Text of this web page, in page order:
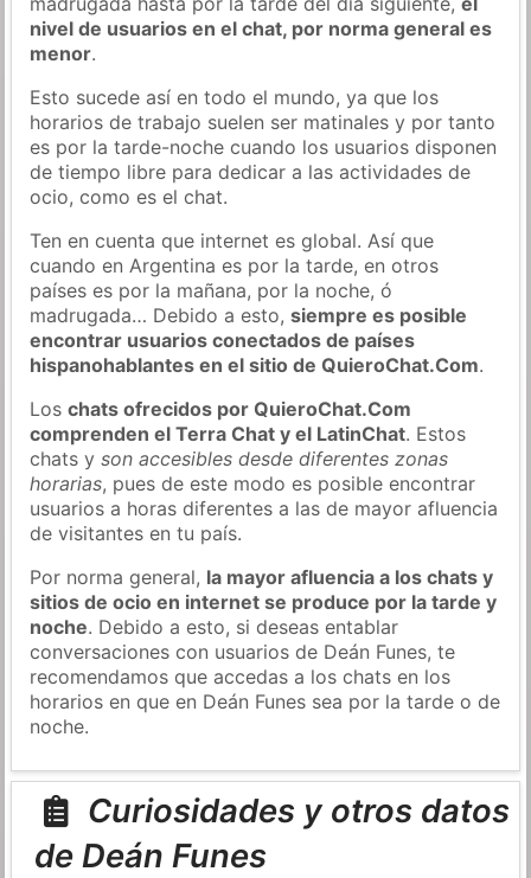
nivel de usuarios en el chat, por norma general es
menor.
Esto sucede así en todo el mundo, ya que los
horarios de trabajo suelen ser matinales y por tanto
es por la tarde-noche cuando los usuarios disponen
de tiempo libre para dedicar a las actividades de
ocio, como es el chat.
Ten en cuenta que internet es global. Así que
cuando en Argentina es por la tarde, en otros
países es por la mañana, por la noche, ó
madrugada… Debido a esto,siempre es posible
encontrar usuarios conectados de países
hispanohablantes en el sitio de QuieroChat.Com.
Loschats ofrecidos por QuieroChat.Com
comprenden el Terra Chat y el LatinChat. Estos
chats yson accesibles desde diferentes zonas
horarias, pues de este modo es posible encontrar
usuarios a horas diferentes a las de mayor afluencia
de visitantes en tu país.
Por norma general, la mayor afluencia a los chats y
sitios de ocio en internet se produce por la tarde y
noche. Debido a esto, si deseas entablar
conversaciones con usuarios de Deán Funes, te
recomendamos que accedas a los chats en los
horarios en que en Deán Funes sea por la tarde o de
noche.
Curiosidades y otros datos
de Deán Funes